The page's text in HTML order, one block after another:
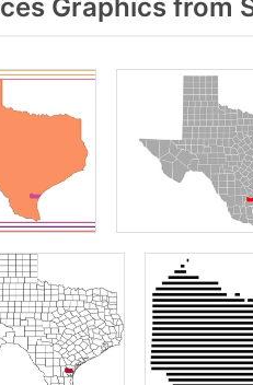
Graphics from